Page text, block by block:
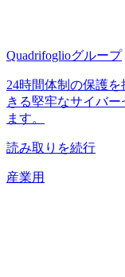
Quadrifoglioグループ
24時間体制の保護
きる堅牢なサイバ
ます。
読み取りを続行
産業用